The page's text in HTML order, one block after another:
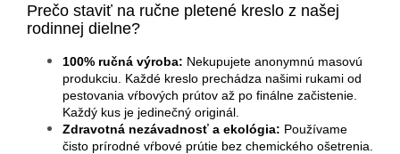
Prečo staviť na ručne pletené kreslo z našej
rodinnej dielne?
100% ručná výroba: Nekupujete anonymnú masovú
produkciu. Každé kreslo prechádza našimi rukami od
pestovania vŕbových prútov až po finálne začistenie.
Každý kus je jedinečný originál.
Zdravotná nezávadnosť a ekológia: Používame
čisto prírodné vŕbové prútie bez chemického ošetrenia.